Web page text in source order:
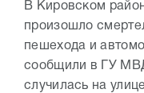
В Кировском
произошло
пешехода и
сообщили в ГУ
случилась на